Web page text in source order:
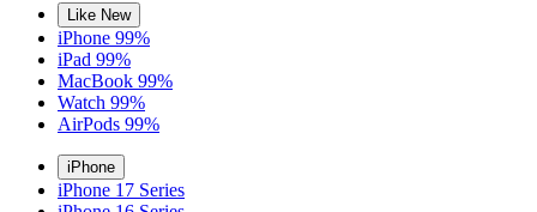
Like New
iPhone 99%
iPad 99%
MacBook 99%
Watch 99%
AirPods 99%
iPhone
iPhone 17 Series